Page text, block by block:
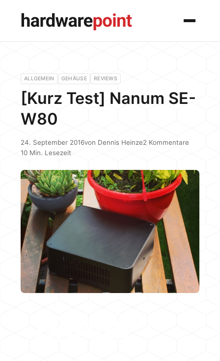
Menü
ALLGEMEIN GEHÄUSE REVIEWS
[Kurz Test] Nanum SE-
W80
24. September 2016von Dennis Heinze2 Kommentare
10 Min. Lesezeit